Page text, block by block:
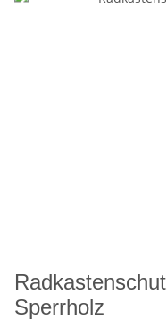
Sperrholz